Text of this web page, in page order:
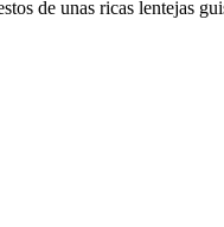
de unas ricas lentejas